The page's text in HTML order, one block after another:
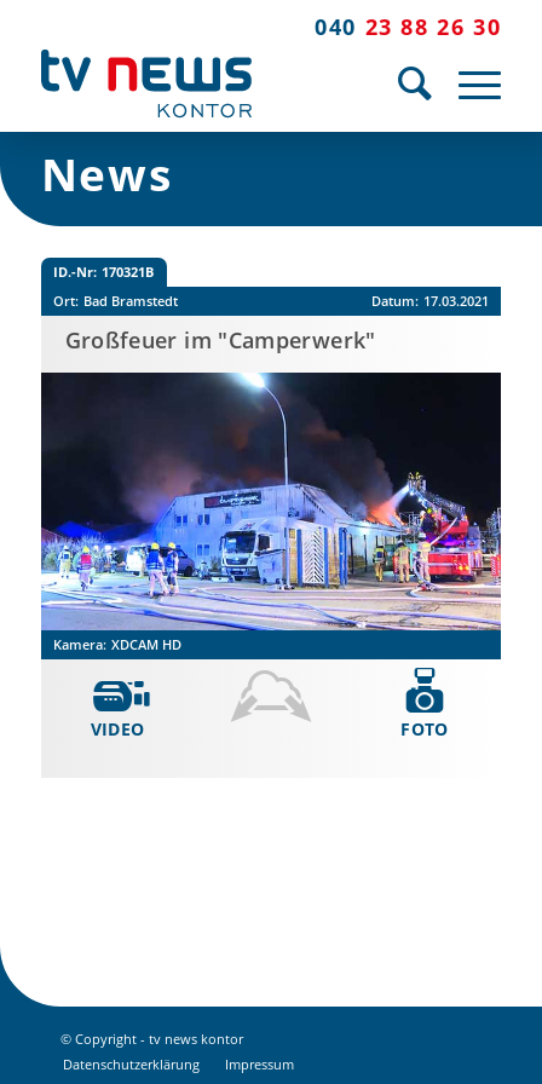
040 23 88 26 30
News
ID.-Nr: 170321B
Ort: Bad Bramstedt Datum: 17.03.2021
Großfeuer im "Camperwerk"
Kamera: XDCAM HD
VIDEO FOTO
© Copyright - tv news kontor
Datenschutz­erklärung
Impressum